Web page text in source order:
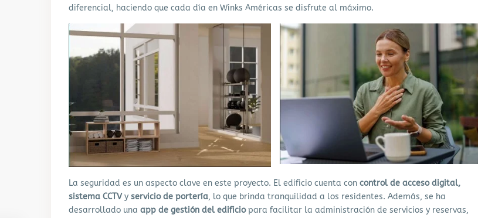
diferencial, haciendo que cada día en Winks Américas se disfrute al máximo.
La seguridad es un aspecto clave en este proyecto. El edificio cuenta con control de acceso digital,
sistema CCTV y servicio de portería, lo que brinda tranquilidad a los residentes. Además, se ha
desarrollado una app de gestión del edificiopara facilitar la administración de servicios y reservas,